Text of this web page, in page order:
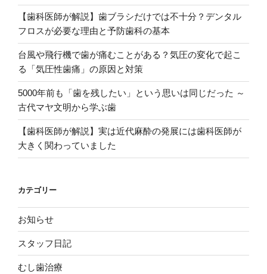
な
療
を
お
探
し
の
方
院
の
無
痛
治
療
【歯科医師が解説】歯ブラシだけでは不十分？デンタル
フロスが必要な理由と予防歯科の基本
台風や飛行機で歯が痛むことがある？気圧の変化で起こ
る「気圧性歯痛」の原因と対策
5000年前も「歯を残したい」という思いは同じだった ～
古代マヤ文明から学ぶ歯
【歯科医師が解説】実は近代麻酔の発展には歯科医師が
大きく関わっていました
カテゴリー
お知らせ
スタッフ日記
むし歯治療